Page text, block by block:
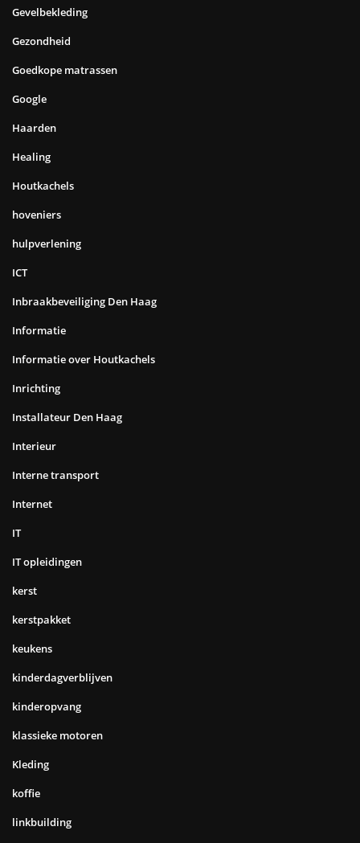
Gevelbekleding
Gezondheid
Goedkope matrassen
Google
Haarden
Healing
Houtkachels
hoveniers
hulpverlening
ICT
Inbraakbeveiliging Den Haag
Informatie
Informatie over Houtkachels
Inrichting
Installateur Den Haag
Interieur
Interne transport
Internet
IT
IT opleidingen
kerst
kerstpakket
keukens
kinderdagverblijven
kinderopvang
klassieke motoren
Kleding
koffie
linkbuilding